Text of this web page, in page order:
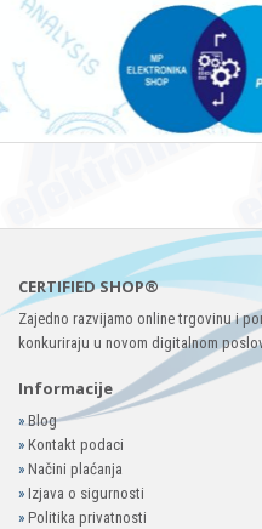
CERTIFIED SHOP®
Zajedno razvijamo online trgovinu i
konkuriraju u novom digitalnom
Informacije
»Blog
» Kontakt podaci
» Načini plaćanja
» Izjava o sigurnosti
» Politika privatnosti